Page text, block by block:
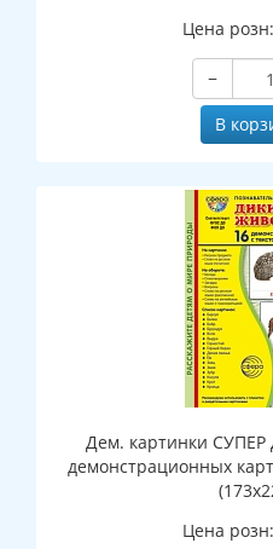
Цена розн:
−
В
Дем. картинки
демонстрационных
Цена розн: